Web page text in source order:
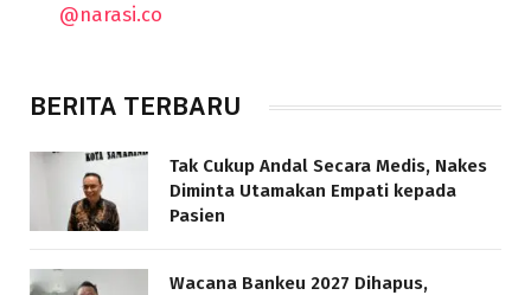
@narasi.co
BERITA TERBARU
Tak Cukup Andal Secara Medis, Nakes
Diminta Utamakan Empati kepada
Pasien
Wacana Bankeu 2027 Dihapus,